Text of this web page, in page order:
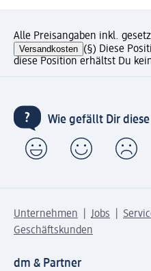
Alle Preisangaben inkl.
Versandkosten (§) Diese
diese Position erhältst Du
Wie gefällt Dir diese
Unternehmen Jobs
Geschäftskunden
dm & Partner